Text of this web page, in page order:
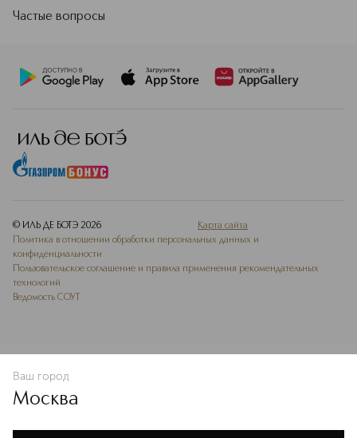
В КОРЗИНУ
Частые вопросы
© ИЛЬ ДЕ БОТЭ 2026
Карта сайта
Политика в отношении обработки персональных данных и
конфиденциальности
Пользовательское соглашение и правила применения рекомендательных
технологий
Ведомость СОУТ
Ваш город
Москва